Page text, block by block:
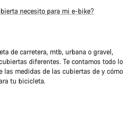
necesito para mi e-bike?
de carretera, mtb, urbana o gravel,
diferentes. Te contamos todo lo
las medidas de las cubiertas de y cómo
tu bicicleta.